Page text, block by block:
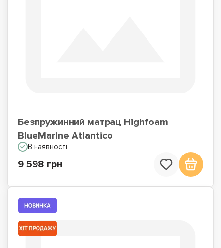
Безпружинний матрац Highfoam
BlueMarine Atlantico
В наявності
9 598 грн